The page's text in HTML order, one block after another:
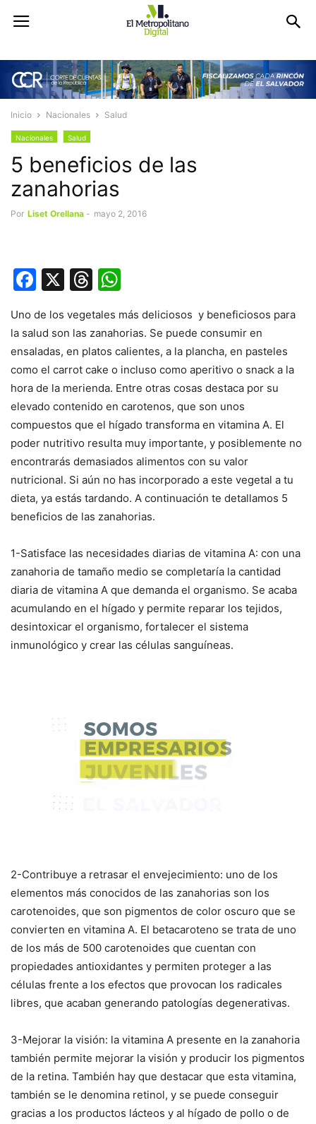
Inicio Nacionales Salud
Nacionales Salud
5 beneficios de las
zanahorias
Por Liset Orellana - mayo 2, 2016
Facebook
X Threads
Uno de los vegetales más deliciosos y beneficiosos para
la salud son las zanahorias. Se puede consumir en
ensaladas, en platos calientes, a la plancha, en pasteles
como el carrot cake o incluso como aperitivo o snack a la
hora de la merienda. Entre otras cosas destaca por su
elevado contenido en carotenos, que son unos
compuestos que el hígado transforma en vitamina A. El
poder nutritivo resulta muy importante, y posiblemente no
encontrarás demasiados alimentos con su valor
nutricional. Si aún no has incorporado a este vegetal a tu
dieta, ya estás tardando. A continuación te detallamos 5
beneficios de las zanahorias.
1-Satisface las necesidades diarias de vitamina A: con una
zanahoria de tamaño medio se completaría la cantidad
diaria de vitamina A que demanda el organismo. Se acaba
acumulando en el hígado y permite reparar los tejidos,
desintoxicar el organismo, fortalecer el sistema
inmunológico y crear las células sanguíneas.
2-Contribuye a retrasar el envejecimiento: uno de los
elementos más conocidos de las zanahorias son los
carotenoides, que son pigmentos de color oscuro que se
convierten en vitamina A. El betacaroteno se trata de uno
de los más de 500 carotenoides que cuentan con
propiedades antioxidantes y permiten proteger a las
células frente a los efectos que provocan los radicales
libres, que acaban generando patologías degenerativas.
3-Mejorar la visión: la vitamina A presente en la zanahoria
también permite mejorar la visión y producir los pigmentos
de la retina. También hay que destacar que esta vitamina,
también se le denomina retinol, y se puede conseguir
gracias a los productos lácteos y al hígado de pollo o de